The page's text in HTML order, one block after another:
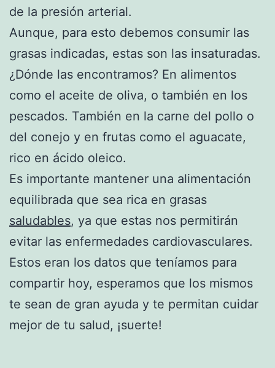
de la presión arterial.
Aunque, para esto debemos consumir las
grasas indicadas, estas son las insaturadas.
¿Dónde las encontramos? En alimentos
como el aceite de oliva, o también en los
pescados. También en la carne del pollo o
del conejo y en frutas como el aguacate,
rico en ácido oleico.
Es importante mantener una alimentación
equilibrada que sea rica en grasas
saludables, ya que estas nos permitirán
evitar las enfermedades cardiovasculares.
Estos eran los datos que teníamos para
compartir hoy, esperamos que los mismos
te sean de gran ayuda y te permitan cuidar
mejor de tu salud, ¡suerte!